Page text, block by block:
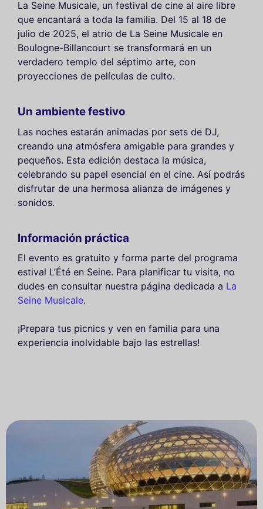
La Seine Musicale, un festival de cine al aire libre
que encantará a toda la familia. Del 15 al 18 de
julio de 2025, el atrio de La Seine Musicale en
Boulogne-Billancourt se transformará en un
verdadero templo del séptimo arte, con
proyecciones de películas de culto.
Un ambiente festivo
Las noches estarán animadas por sets de DJ,
creando una atmósfera amigable para grandes y
pequeños. Esta edición destaca la música,
celebrando su papel esencial en el cine. Así podrás
disfrutar de una hermosa alianza de imágenes y
sonidos.
Información práctica
El evento es gratuito y forma parte del programa
estival L’Été en Seine. Para planificar tu visita, no
dudes en consultar nuestra página dedicada a La
Seine Musicale.
¡Prepara tus picnics y ven en familia para una
experiencia inolvidable bajo las estrellas!